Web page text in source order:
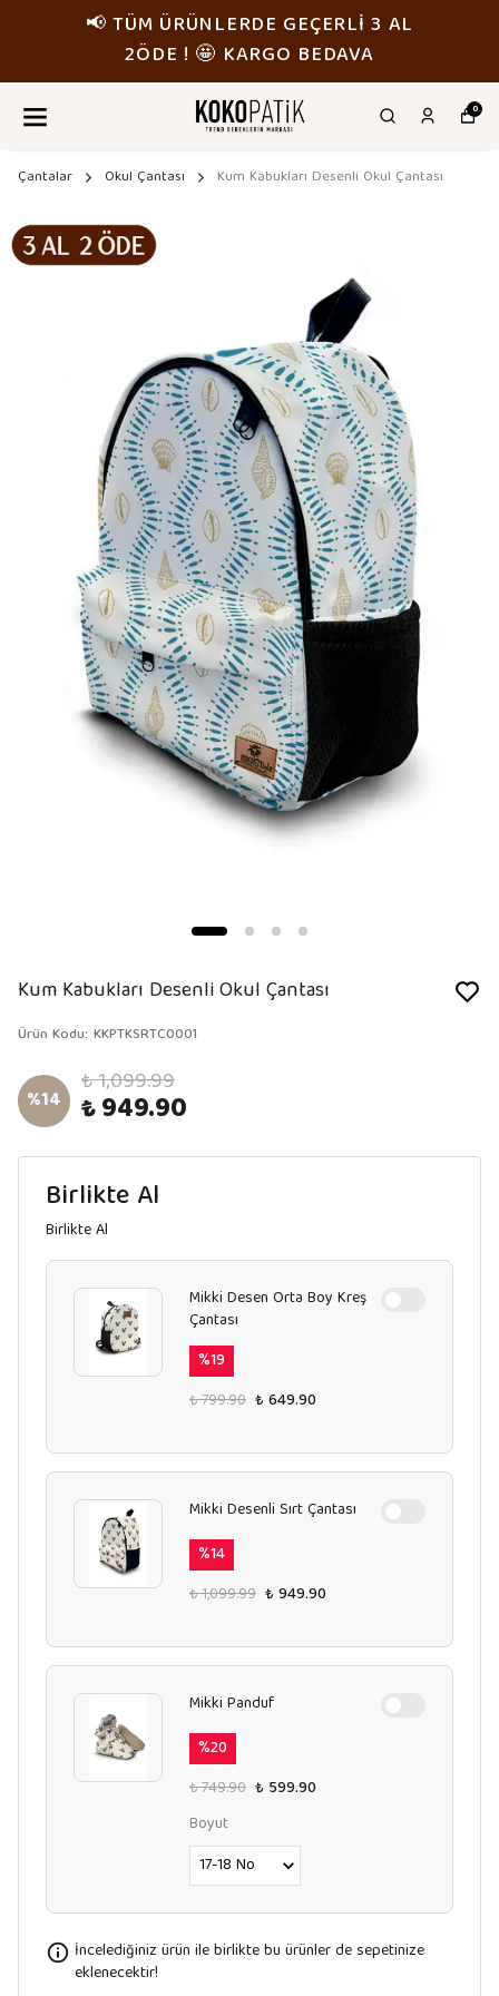
📢 TÜM ÜRÜNLERDE GEÇERLİ 3 AL
2ÖDE ! 🤩 KARGO BEDAVA
0
Çantalar Okul Çantası Kum Kabukları Desenli Okul Çantası
Kum Kabukları Desenli Okul Çantası
Ürün Kodu: KKPTKSRTC0001
%14 ₺ 1,099.99
₺ 949.90
Birlikte Al
Birlikte Al
Mikki Desen Orta Boy Kreş
Çantası
%19
₺ 799.90 ₺ 649.90
Mikki Desenli Sırt Çantası
%14
₺ 1,099.99 ₺ 949.90
Mikki Panduf
%20
₺ 749.90 ₺ 599.90
Boyut
İncelediğiniz ürün ile birlikte bu ürünler de sepetinize
eklenecektir!